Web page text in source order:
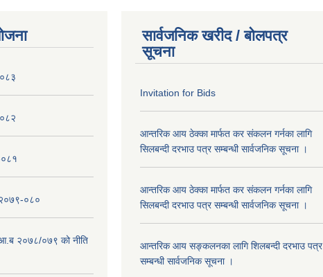
०८१
२०७९-०८०
आ.ब २०७८/०७९ को नीति
सार्वजनिक खरीद / बोलपत्र
सूचना
Invitation for Bids
आन्तरिक आय ठेक्का मार्फत कर संकलन गर्नका लागि
सिलबन्दी दरभाउ पत्र सम्बन्धी सार्वजनिक सूचना ।
आन्तरिक आय ठेक्का मार्फत कर संकलन गर्नका लागि
सिलबन्दी दरभाउ पत्र सम्बन्धी सार्वजनिक सूचना ।
आन्तरिक आय सङ्कलनका लागि शिलबन्दी दरभाउ पत्र
सम्बन्धी सार्वजनिक सूचना ।